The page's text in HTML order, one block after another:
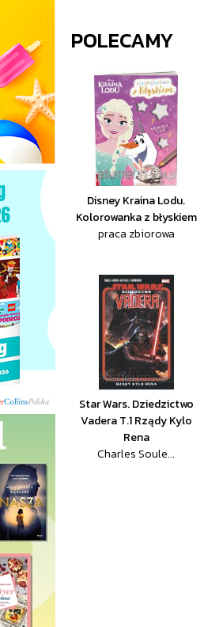
POLECAMY
Disney Kraina Lodu.
Kolorowanka z błyskiem
praca zbiorowa
Star Wars. Dziedzictwo
Vadera T.1 Rządy Kylo
Rena
Charles Soule...